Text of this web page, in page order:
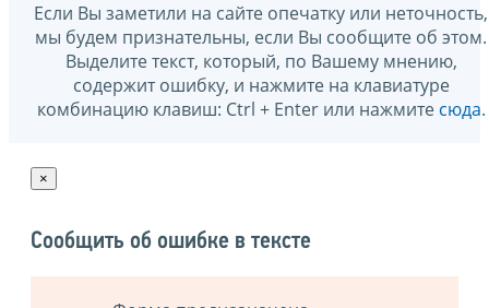
Если Вы заметили на сайте опечатку или неточность,
мы будем признательны, если Вы сообщите об этом.
Выделите текст, который, по Вашему мнению,
содержит ошибку, и нажмите на клавиатуре
комбинацию клавиш: Ctrl + Enter или нажмите сюда.
×
Сообщить об ошибке в тексте